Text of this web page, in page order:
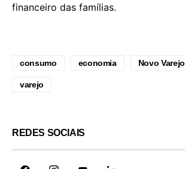
financeiro das famílias.
consumo economia Novo Varejo
varejo
REDES SOCIAIS